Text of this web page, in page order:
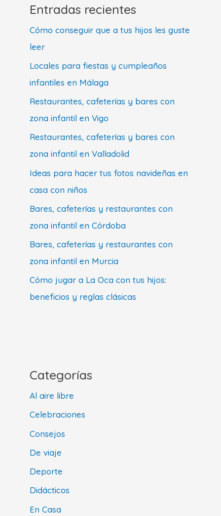
Entradas recientes
Cómo conseguir que a tus hijos les guste
leer
Locales para fiestas y cumpleaños
infantiles en Málaga
Restaurantes, cafeterías y bares con
zona infantil en Vigo
Restaurantes, cafeterías y bares con
zona infantil en Valladolid
Ideas para hacer tus fotos navideñas en
casa con niños
Bares, cafeterías y restaurantes con
zona infantil en Córdoba
Bares, cafeterías y restaurantes con
zona infantil en Murcia
Cómo jugar a La Oca con tus hijos:
beneficios y reglas clásicas
Categorías
Al aire libre
Celebraciones
Consejos
De viaje
Deporte
Didácticos
En Casa